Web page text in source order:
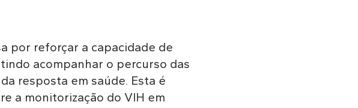
por reforçar a capacidade de
acompanhar o percurso das
resposta em saúde. Esta é
a monitorização do VIH em